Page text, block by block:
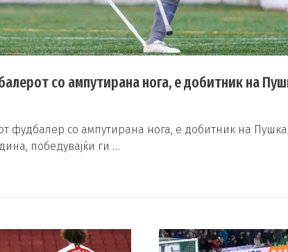
со ампутирана нога, е добитник на
фудбалер со ампутирана нога, е добитник на
победувајќи ги …